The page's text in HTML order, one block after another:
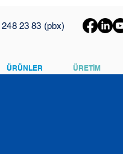
23 83 (pbx)
ÜRÜNLER ÜRETİM